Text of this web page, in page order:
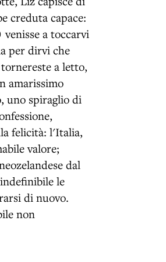
creduta capace:
a toccarvi
per dirvi che
a letto,
amarissimo
uno spiraglio di
felicità: l'Italia,
valore;
dal
le
di nuovo.
non